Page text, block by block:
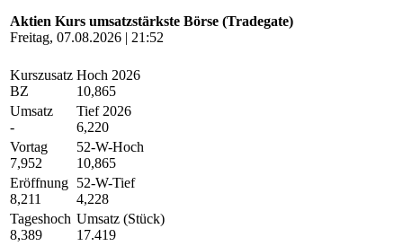
Aktien Kurs umsatzstärkste Börse (Tradegate)
Freitag, 07.08.2026 | 21:52
Kurszusatz
BZ
Hoch 2026
10,865
Umsatz
-
Tief 2026
6,220
Vortag
7,952
52-W-Hoch
10,865
Eröffnung
8,211
52-W-Tief
4,228
Tageshoch
8,389
Umsatz (Stück)
17.419